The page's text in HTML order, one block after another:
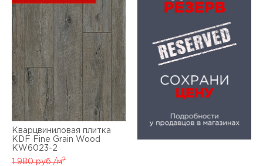
Кварцвиниловая плитка
KDF Fine Grain Wood
KW6023-2
1 980руб./м2